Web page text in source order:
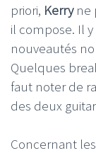
priori, Kerryne
il compose. Il
nouveautés
Quelques
faut noter de
des deux
Concernant